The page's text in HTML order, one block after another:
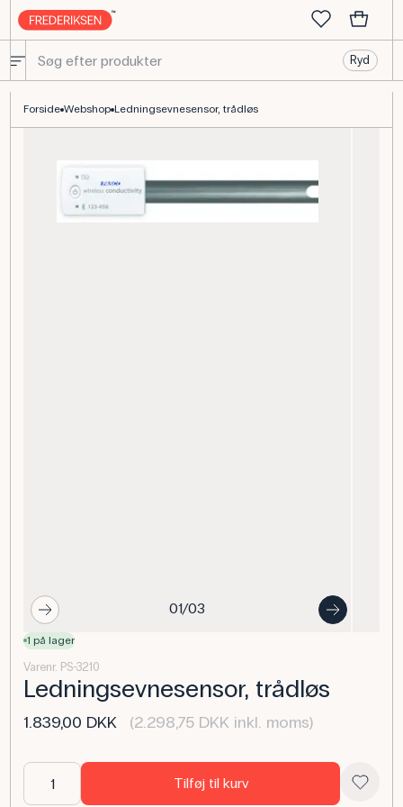
Ryd
Forside Webshop Ledningsevnesensor, trådløs
01/03
1 på lager
Varenr. PS-3210
Ledningsevnesensor, trådløs
1.839,00 DKK (2.298,75 DKK inkl. moms)
Tilføj til kurv